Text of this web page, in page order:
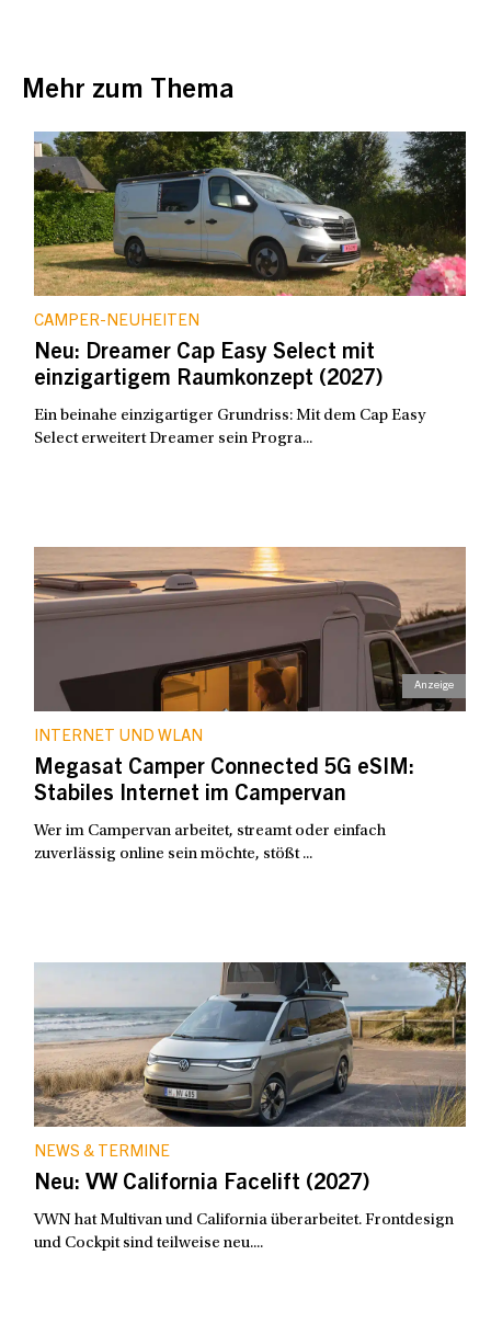
Mehr zum Thema
CAMPER-NEUHEITEN
Neu: Dreamer Cap Easy Select mit
einzigartigem Raumkonzept (2027)
Ein beinahe einzigartiger Grundriss: Mit dem Cap Easy
Select erweitert Dreamer sein Progra...
INTERNET UND WLAN
Megasat Camper Connected 5G eSIM:
Stabiles Internet im Campervan
Wer im Campervan arbeitet, streamt oder einfach
zuverlässig online sein möchte, stößt ...
NEWS & TERMINE
Neu: VW California Facelift (2027)
VWN hat Multivan und California überarbeitet. Frontdesign
und Cockpit sind teilweise neu....